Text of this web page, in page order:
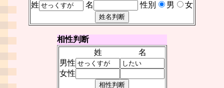
姓
名 性別 男 女
相性判断
姓
名
男性
女性